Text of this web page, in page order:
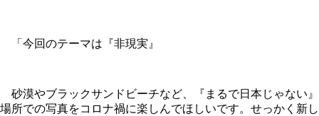
「今回のテーマは『非現実』
砂漠やブラックサンドビーチなど、『まるで日本じゃない』
場所での写真をコロナ禍に楽しんでほしいです。せっかく新し